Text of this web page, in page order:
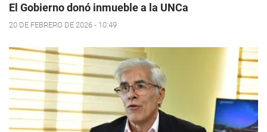
El Gobierno donó inmueble a la UNCa
20 DE FEBRERO DE 2026 - 10:49